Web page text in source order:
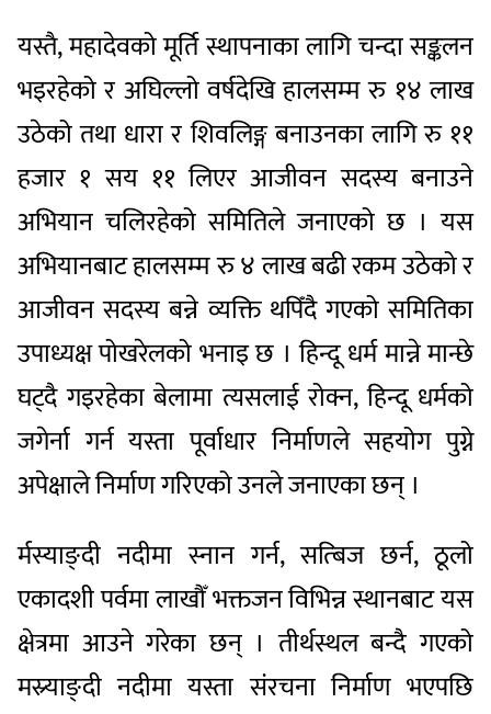
यस्तै, महादेवको मूर्ति स्थापनाका लागि चन्दा सङ्कलन
भइरहेको र अघिल्लो वर्षदेखि हालसम्म रु १४ लाख
उठेको तथा धारा र शिवलिङ्ग बनाउनका लागि रु ११
हजार १ सय ११ लिएर आजीवन सदस्य बनाउने
अभियान चलिरहेको समितिले जनाएको छ । यस
अभियानबाट हालसम्म रु ४ लाख बढी रकम उठेको र
आजीवन सदस्य बन्ने व्यक्ति थपिँदै गएको समितिका
उपाध्यक्ष पोखरेलको भनाइ छ । हिन्दू धर्म मान्ने मान्छे
घट्दै गइरहेका बेलामा त्यसलाई रोक्न, हिन्दू धर्मको
जगेर्ना गर्न यस्ता पूर्वाधार निर्माणले सहयोग पुग्ने
अपेक्षाले निर्माण गरिएको उनले जनाएका छन् ।
र्मस्याङ्दी नदीमा स्नान गर्न, सत्बिज छर्न, ठूलो
एकादशी पर्वमा लाखौँ भक्तजन विभिन्न स्थानबाट यस
क्षेत्रमा आउने गरेका छन् । तीर्थस्थल बन्दै गएको
मस्र्याङ्दी नदीमा यस्ता संरचना निर्माण भएपछि